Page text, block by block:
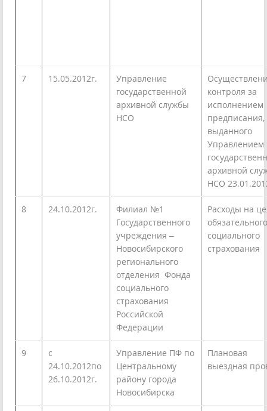
7 15.05.2012г.
Управление
государственной
архивной службы
НСО
контроля за
исполнением
предписания,
выданного
Управлением
архивной
НСО
8 24.10.2012г.
Филиал №1
Государственного
учреждения –
Новосибирского
регионального
отделения Фонда
социального
страхования
Российской
Федерации
Расходы на
обязательного
социального
страхования
9
с
24.10.2012по
26.10.2012г.
Управление ПФ по
Центральному
району города
Новосибирска
Плановая
выездная